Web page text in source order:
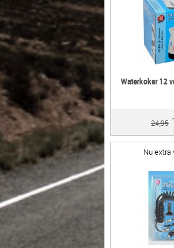
Waterkoker 12
24,95
Nu extra